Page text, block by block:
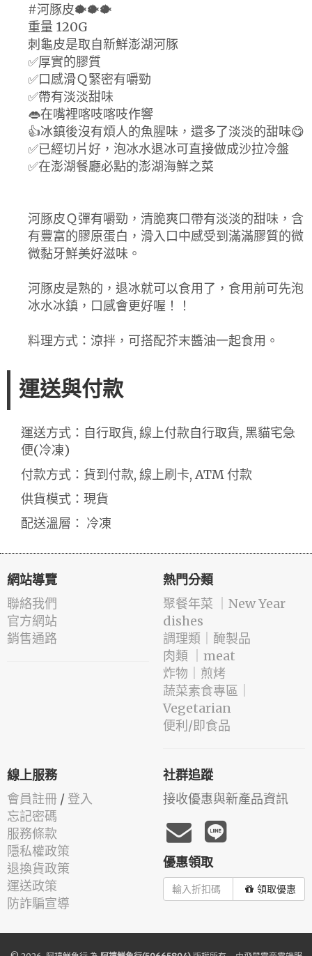
#河豚皮🐡🐡🐡
重量 120G
刺龜皮是取自新鮮澎湖河豚
✅厚實的膠質
✅口感滑Ｑ緊密有嚼勁
✅帶有淡淡甜味
👄在嘴裡喀吱喀吱作響
👍冰鎮後沒有煩人的魚腥味，還多了淡淡的甜味😋
✅已經切片好，泡冰水退冰可直接做成沙拉冷盤
✅在澎湖餐廳必點的澎湖海鮮之菜
河豚皮Ｑ彈有嚼勁，清脆爽口帶有淡淡的甜味，含
有豐富的膠原蛋白，滑入口中感受到滿滿膠質的微
微黏牙鮮美好滋味。
河豚皮是熟的，退冰就可以食用了，食用前可先泡
冰水冰鎮，口感會更好喔！！
料理方式：涼拌，可搭配芥末醬油一起食用。
運送與付款
運送方式：自行取貨, 線上付款自行取貨, 黑貓宅急
便(冷凍)
付款方式：貨到付款, 線上刷卡, ATM 付款
供貨模式：現貨
配送溫層： 冷凍
網站導覽
聯絡我們
官方網站
銷售通路
熱門分類
️聚餐年菜 ｜New Year
dishes
️調理類｜醃製品
肉類 ｜meat
️炸物｜煎烤
蔬菜素食專區｜
Vegetarian
便利/即食品
線上服務
會員註冊 / 登入
忘記密碼
服務條款
隱私權政策
退換貨政策
運送政策
防詐騙宣導
社群追蹤
接收優惠與新產品資訊
優惠領取
領取優惠